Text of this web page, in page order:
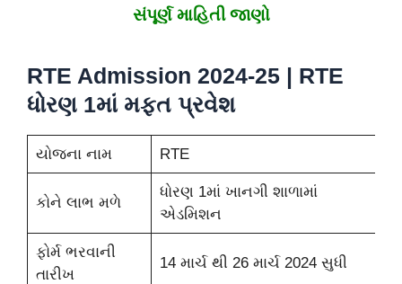
સંપૂર્ણ માહિતી જાણો
RTE Admission 2024-25 | RTE
ધોરણ 1માં મફત પ્રવેશ
યોજના નામ RTE
કોને લાભ મળે
ધોરણ 1માં ખાનગી શાળામાં
એડમિશન
ફોર્મ ભરવાની
તારીખ
14 માર્ચ થી 26 માર્ચ 2024 સુધી